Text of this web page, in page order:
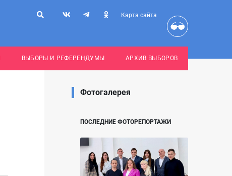
Карта сайта
ВЫБОРЫ И РЕФЕРЕНДУМЫ АРХИВ ВЫБОРОВ
Фотогалерея
ПОСЛЕДНИЕ ФОТОРЕПОРТАЖИ